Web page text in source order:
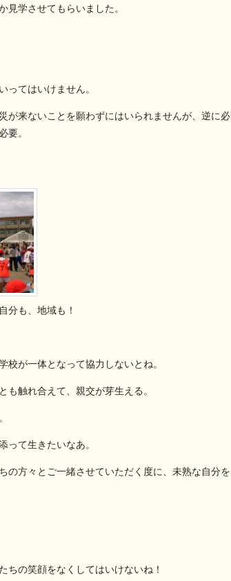
見学させてもらいました。
ってはいけません。
が来ないことを願わずにはいられませんが、逆に必
要。
分も、地域も！
校が一体となって協力しないとね。
も触れ合えて、親交が芽生える。
って生きたいなあ。
の方々とご一緒させていただく度に、未熟な自分を
ちの笑顔をなくしてはいけないね！